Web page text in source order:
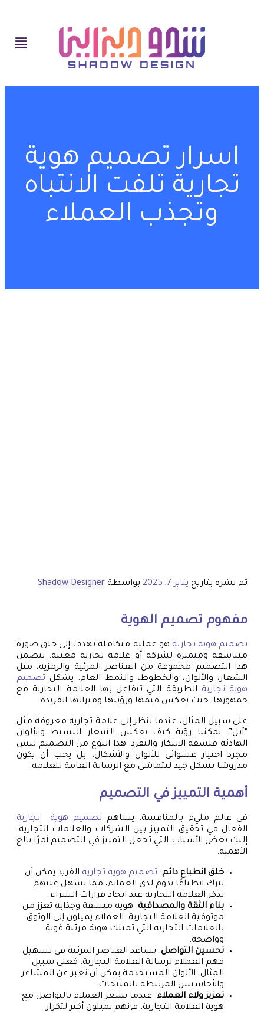
اسرار تصميم هوية
تجارية تلفت الانتباه
وتجذب العملاء
تم نشره بتاريخ يناير 7, 2025 بواسطة Shadow Designer
مفهوم تصميم الهوية
تصميم هوية تجارية هو عملية متكاملة تهدف إلى خلق صورة
متناسقة ومتميزة لشركة أو علامة تجارية معينة. يتضمن
هذا التصميم مجموعة من العناصر المرئية والرمزية، مثل
الشعار، والألوان، والخطوط، والنمط العام. يشكل تصميم
هوية تجارية الطريقة التي تتفاعل بها العلامة التجارية مع
جمهورها، حيث يعكس قيمها ورؤيتها وميزاتها الفريدة.
على سبيل المثال، عندما ننظر إلى علامة تجارية معروفة مثل
“آبل”، يمكننا رؤية كيف يعكس الشعار البسيط والألوان
الهادئة فلسفة الابتكار والتفرد. هذا النوع من التصميم ليس
مجرد اختيار عشوائي للألوان والأشكال، بل يجب أن يكون
مدروسًا بشكل جيد ليتماشى مع الرسالة العامة للعلامة.
أهمية التمييز في التصميم
في عالم مليء بالمنافسة، يساهم تصميم هوية تجارية
الفعال في تحقيق التمييز بين الشركات والعلامات التجارية.
إليك بعض الأسباب التي تجعل التمييز في التصميم أمرًا بالغ
الأهمية:
خلق انطباع دائم: تصميم هوية تجارية الفريد يمكن أن
يترك انطباعًا يدوم لدى العملاء، مما يسهل عليهم
تذكر العلامة التجارية عند اتخاذ قرارات الشراء.
بناء الثقة والمصداقية: هوية متسقة وجذابة تعزز من
موثوقية العلامة التجارية. العملاء يميلون إلى الوثوق
بالعلامات التجارية التي تمتلك هوية مرئية قوية
وواضحة.
تحسين التواصل: تساعد العناصر المرئية في تسهيل
فهم العملاء لرسالة العلامة التجارية. فعلى سبيل
المثال، الألوان المستخدمة يمكن أن تعبر عن المشاعر
والأحاسيس المرتبطة بالمنتجات.
تعزيز ولاء العملاء: عندما يشعر العملاء بالتواصل مع
هوية العلامة التجارية، فإنهم يميلون أكثر لتكرار